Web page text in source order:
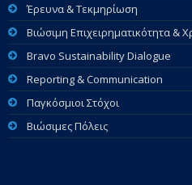
Έρευνα & Τεκμηρίωση
Βιώσιμη Επιχειρηματικότητα &
Bravo Sustainability Dialogue
Reporting & Communication
Παγκόσμιοι Στόχοι
Βιώσιμες Πόλεις